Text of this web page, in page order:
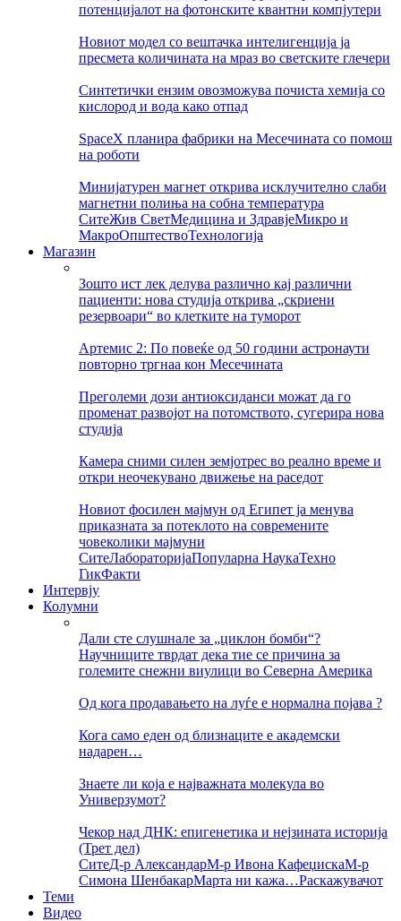
потенцијалот на фотонските квантни компјутери
Новиот модел со вештачка интелигенција ја
пресмета количината на мраз во светските глечери
Синтетички ензим овозможува почиста хемија со
кислород и вода како отпад
SpaceX планира фабрики на Месечината со помош
на роботи
Минијатурен магнет открива исклучително слаби
магнетни полиња на собна температура
СитеЖив СветМедицина и ЗдравјеМикро и
МакроОпштествоТехнологија
Магазин
Зошто ист лек делува различно кај различни
пациенти: нова студија открива „скриени
резервоари“ во клетките на туморот
Артемис 2: По повеќе од 50 години астронаути
повторно тргнаа кон Месечината
Преголеми дози антиоксиданси можат да го
променат развојот на потомството, сугерира нова
студија
Камера сними силен земјотрес во реално време и
откри неочекувано движење на раседот
Новиот фосилен мајмун од Египет ја менува
приказната за потеклото на современите
човеколики мајмуни
СитеЛабораторијаПопуларна НаукаТехно
ГикФакти
Интервју
Колумни
Дали сте слушнале за „циклон бомби“?
Научниците тврдат дека тие се причина за
големите снежни виулици во Северна Америка
Од кога продавањето на луѓе е нормална појава ?
Кога само еден од близнаците е академски
надарен…
Знаете ли која е најважната молекула во
Универзумот?
Чекор над ДНК: епигенетика и нејзината историја
(Трет дел)
СитеД-р АлександарМ-р Ивона КафеџискаМ-р
Симона ШенбакарМарта ни кажа…Раскажувачот
Теми
Видео